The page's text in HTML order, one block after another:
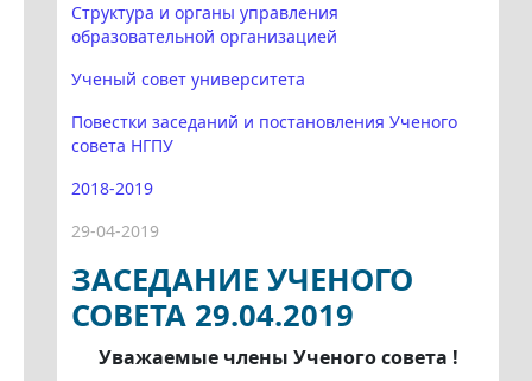
Структура и органы управления
образовательной организацией
Ученый совет университета
Повестки заседаний и постановления Ученого
совета НГПУ
2018-2019
29-04-2019
ЗАСЕДАНИЕ УЧЕНОГО
СОВЕТА 29.04.2019
Уважаемые члены Ученого совета !